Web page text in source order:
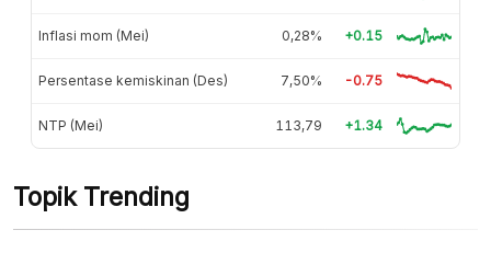
Inflasi mom (Mei) 0,28% +0.15
Persentase kemiskinan (Des) 7,50% -0.75
NTP (Mei) 113,79 +1.34
Topik Trending